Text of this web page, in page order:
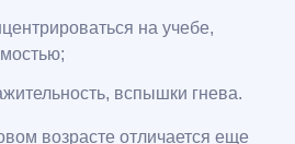
на учебе,
вспышки гнева.
возрасте отличается еще